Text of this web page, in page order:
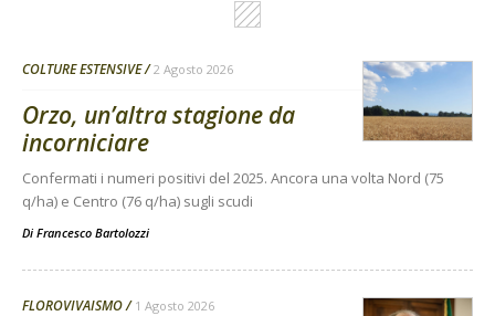
COLTURE ESTENSIVE 2 Agosto 2026
Orzo, un’altra stagione da
incorniciare
Confermati i numeri positivi del 2025. Ancora una volta Nord (75
q/ha) e Centro (76 q/ha) sugli scudi
Di Francesco Bartolozzi
FLOROVIVAISMO 1 Agosto 2026